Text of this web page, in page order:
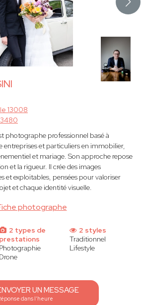
photographe
13008
photographe professionnel basé à
entreprises et particuliers en immobilier,
et mariage. Son approche repose
et la rigueur. Il crée des images
et exploitables, pensées pour valoriser
et chaque identité visuelle.
2 types de
prestations
Photographie
Drone
2 styles
Traditionnel
Lifestyle
UN MESSAGE
dans l'heure